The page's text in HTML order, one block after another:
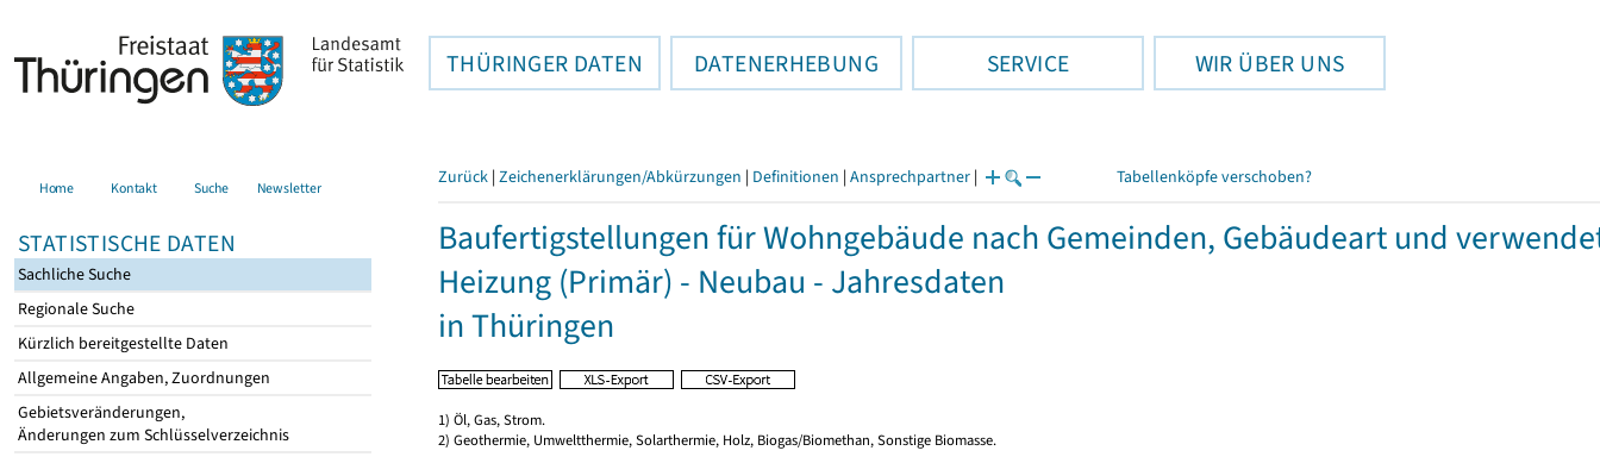
THÜRINGER DATEN DATENERHEBUNG SERVICE WIR ÜBER UNS
Home Kontakt Suche Newsletter
STATISTISCHE DATEN
Sachliche Suche
Regionale Suche
Kürzlich bereitgestellte Daten
Allgemeine Angaben, Zuordnungen
Gebietsveränderungen,
Änderungen zum Schlüsselverzeichnis
Zurück | Zeichenerklärungen/Abkürzungen | Definitionen | Ansprechpartner | Tabellenköpfe verschoben?
Baufertigstellungen für Wohngebäude nach Gemeinden, Gebäudeart und
Heizung (Primär) - Neubau - Jahresdaten
in Thüringen
1) Öl, Gas, Strom.
2) Geothermie, Umweltthermie, Solarthermie, Holz, Biogas/Biomethan, Sonstige Biomasse.